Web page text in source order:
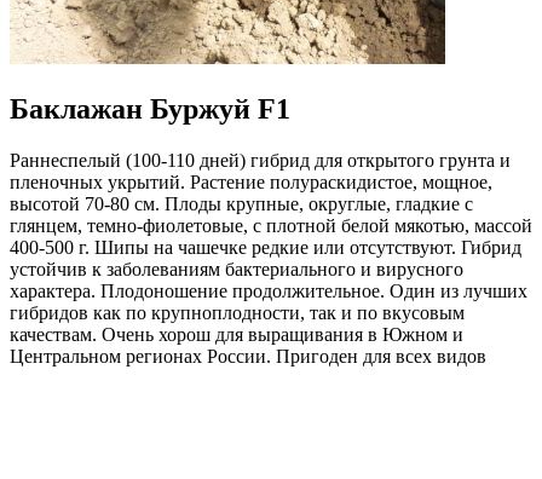
Баклажан Буржуй F1
Раннеспелый (100-110 дней) гибрид для открытого грунта и
пленочных укрытий. Растение полураскидистое, мощное,
высотой 70-80 см. Плоды крупные, округлые, гладкие с
глянцем, темно-фиолетовые, с плотной белой мякотью, массой
400-500 г. Шипы на чашечке редкие или отсутствуют. Гибрид
устойчив к заболеваниям бактериального и вирусного
характера. Плодоношение продолжительное. Один из лучших
гибридов как по крупноплодности, так и по вкусовым
качествам. Очень хорош для выращивания в Южном и
Центральном регионах России. Пригоден для всех видов